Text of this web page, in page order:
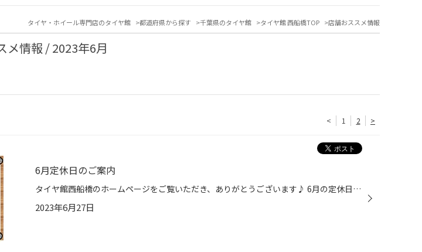
タイヤ・ホイール専門店のタイヤ館 都道府県から探す 千葉県のタイヤ館 タイヤ館 西船橋TOP 店舗おススメ情報
メ情報 / 2023年6月
< 1 2 >
6月定休日のご案内
タイヤ館西船橋のホームページをご覧いただき、ありがとうございます♪ 6月の定休日ご案内です。 定休日は、【水曜日】※となります。 ※6月9日(火曜日)は、休業日とさせていただきます。 ご利用のお客様にはご不便をお掛けすることとなりますが、 何卒ご理解、ご了承の程、よろしくお願い申し上げます...
2023年6月27日